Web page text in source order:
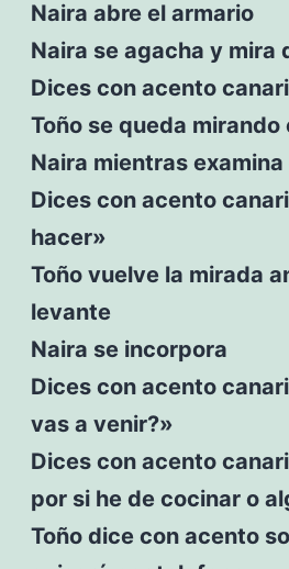
Naira abre el armario
Naira se agacha y mira
Dices con acento
Toño se queda mirando
Naira mientras
Dices con acento
hacer»
Toño vuelve la mirada
levante
Naira se incorpora
Dices con acento
vas a venir?»
Dices con acento
por si he de cocinar o
Toño dice con acento